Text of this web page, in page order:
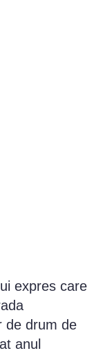
expres care
de drum de
anul